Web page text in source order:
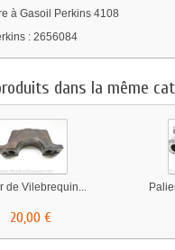
à Gasoil Perkins 4108
: 2656084
dans la même
de Vilebrequin...
20,00 €